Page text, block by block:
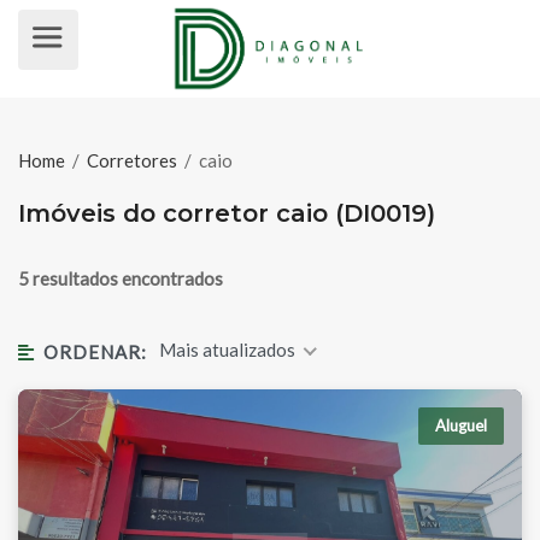
Home / Corretores / caio
Imóveis do corretor caio (DI0019)
5 resultados encontrados
ORDENAR: Mais atualizados
Aluguel